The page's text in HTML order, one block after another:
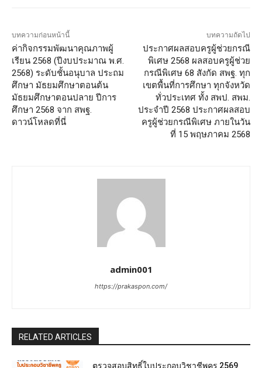
บทความก่อนหน้านี้
ค่ากิจกรรมพัฒนาคุณภาพผู้
เรียน 2568 (ปีงบประมาณ พ.ศ.
2568) ระดับชั้นอนุบาล ประถม
ศึกษา มัธยมศึกษาตอนต้น
มัธยมศึกษาตอนปลาย ปีการ
ศึกษา 2568 จาก สพฐ.
ดาวน์โหลดที่นี่
บทความถัดไป
ประกาศผลสอบครูผู้ช่วยกรณี
พิเศษ 2568 ผลสอบครูผู้ช่วย
กรณีพิเศษ 68 สังกัด สพฐ. ทุก
เขตพื้นที่การศึกษา ทุกจังหวัด
ทั่วประเทศ ทั้ง สพป. สพม.
ประจำปี 2568 ประกาศผลสอบ
ครูผู้ช่วยกรณีพิเศษ ภายในวัน
ที่ 15 พฤษภาคม 2568
admin001
https://prakaspon.com/
RELATED ARTICLES
ตรวจสอบสิทธิ์ใบประกอบวิชาชีพครู 2569